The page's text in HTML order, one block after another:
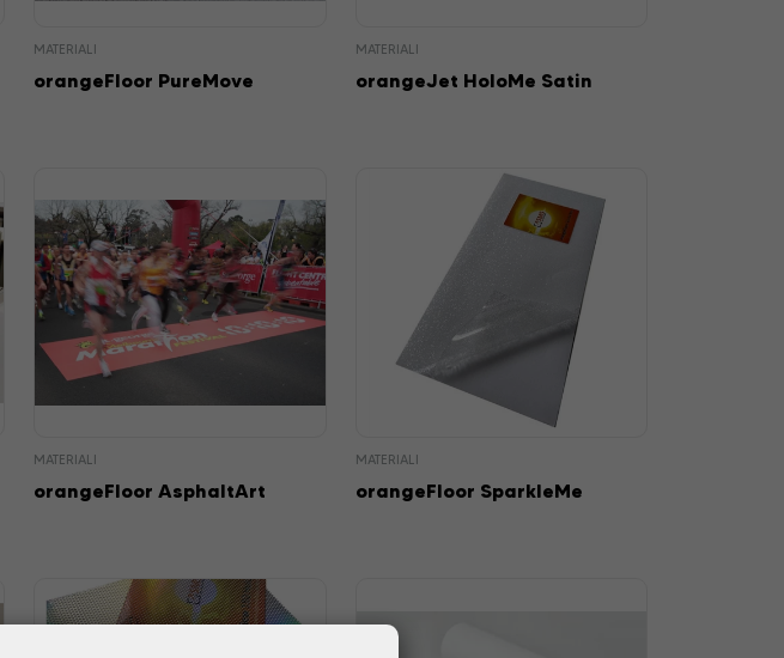
MATERIALI
orangeFloor PureMove
MATERIALI
orangeJet HoloMe Satin
MATERIALI
orangeFloor AsphaltArt
MATERIALI
orangeFloor SparkleMe